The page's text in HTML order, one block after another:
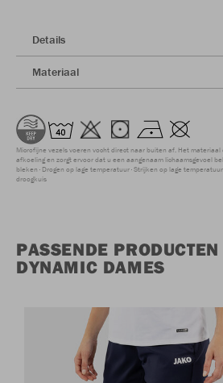
Details
Materiaal
Microfijne vezels voeren vocht direct naar buiten af. Het materiaal
afkoeling en zorgt ervoor dat u een aangenaam lichaamsgevoel
bleken Drogen op lage temperatuur Strijken op lage temperatuur
droogkuis
PASSENDE
DYNAMIC DAMES